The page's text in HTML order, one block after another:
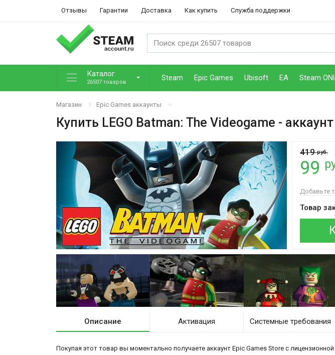
Отзывы Гарантии Доставка Как купить Служба поддержки
Каталог
26507 товаров Steam Epic Games Ubisoft EA Steam
Магазин Epic Games аккаунты
Купить LEGO Batman: The Videogame -
419руб.
99
Добавьте
Товар
Описание Активация Системные требования
Покупая этот товар вы моментально получаете аккаунт Epic Games Store с лицензионной